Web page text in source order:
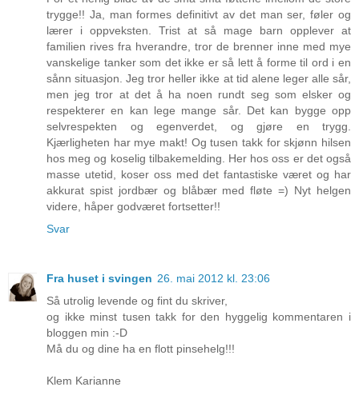
trygge!! Ja, man formes definitivt av det man ser, føler og
lærer i oppveksten. Trist at så mage barn opplever at
familien rives fra hverandre, tror de brenner inne med mye
vanskelige tanker som det ikke er så lett å forme til ord i en
sånn situasjon. Jeg tror heller ikke at tid alene leger alle sår,
men jeg tror at det å ha noen rundt seg som elsker og
respekterer en kan lege mange sår. Det kan bygge opp
selvrespekten og egenverdet, og gjøre en trygg.
Kjærligheten har mye makt! Og tusen takk for skjønn hilsen
hos meg og koselig tilbakemelding. Her hos oss er det også
masse utetid, koser oss med det fantastiske været og har
akkurat spist jordbær og blåbær med fløte =) Nyt helgen
videre, håper godværet fortsetter!!
Svar
Fra huset i svingen 26. mai 2012 kl. 23:06
Så utrolig levende og fint du skriver,
og ikke minst tusen takk for den hyggelig kommentaren i
bloggen min :-D
Må du og dine ha en flott pinsehelg!!!
Klem Karianne